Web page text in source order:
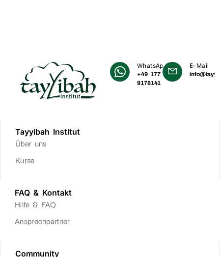
WhatsApp
+49 177
9178141
E-Mail
Tayyibah Institut
Über uns
Kurse
FAQ & Kontakt
Hilfe & FAQ
Ansprechpartner
Community